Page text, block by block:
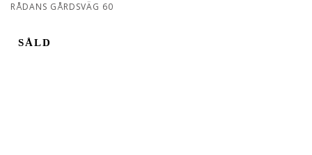
RÅDANS GÅRDSVÄG 60
SÅLD